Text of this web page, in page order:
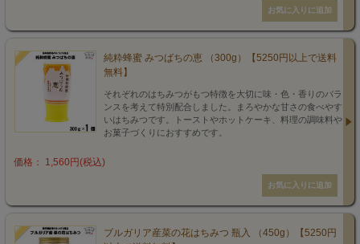
純粋蜂蜜 みつばちの恵 （300g）【5250円以上で送料
無料】
それぞれのはちみつがもつ特徴を大切に味・色・香りのバラ
ンスを考えて特別配合しました。まろやかな甘さの食べやす
いはちみつです。トーストやホットケーキ、料理の調味料や
お菓子づくりにおすすめです。
価格： 1,560円(税込)
ブルガリア産菜の花はちみつ 瓶入 （450g）【5250円